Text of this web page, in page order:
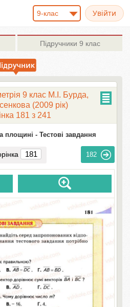
9-клас
Підручники 9 клас
9 клас М.І. Бурда,
(2009 рік)
181 з 241
площині - Тестові завдання
182